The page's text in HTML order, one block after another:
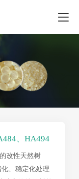
、HA494
改性天然树
、稳定化处理